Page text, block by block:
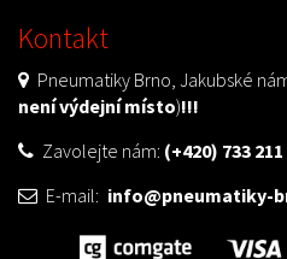
Kontakt
Pneumatiky Brno, Jakubské
není výdejní místo)!!!
Zavolejte nám: (+420) 733 211
E-mail: info@pneumatiky-